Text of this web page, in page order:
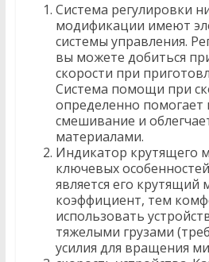
Система регулировки
модификации имеют
системы управления.
вы можете добиться
скорости при
Система помощи при
определенно
смешивание и
материалами.
Индикатор крутящего
ключевых
является его
коэффициент, тем
использовать
тяжелыми грузами
усилия для вращения